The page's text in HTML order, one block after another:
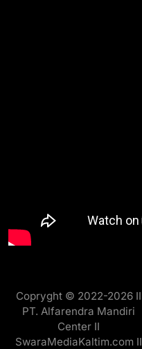
Copryght © 2022-2026 II
PT. Alfarendra Mandiri
Center II
SwaraMediaKaltim.com II